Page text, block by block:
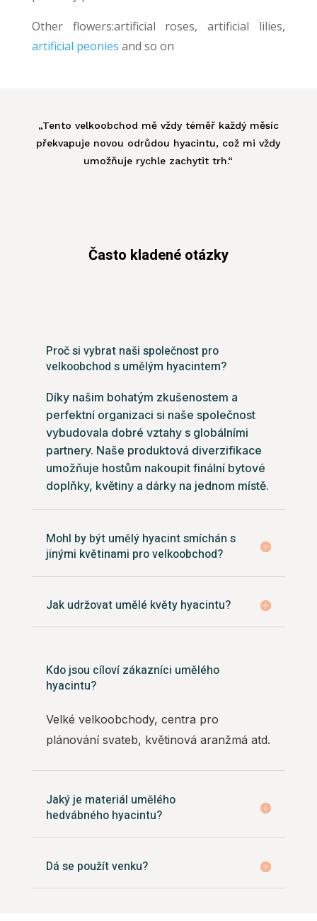
Other flowers:artificial roses, artificial lilies,
artificial peonies and so on
„Tento velkoobchod mě vždy téměř každý měsíc
překvapuje novou odrůdou hyacintu, což mi vždy
umožňuje rychle zachytit trh.“
Často kladené otázky
Proč si vybrat naši společnost pro
velkoobchod s umělým hyacintem?
Díky našim bohatým zkušenostem a
perfektní organizaci si naše společnost
vybudovala dobré vztahy s globálními
partnery. Naše produktová diverzifikace
umožňuje hostům nakoupit finální bytové
doplňky, květiny a dárky na jednom místě.
Mohl by být umělý hyacint smíchán s
jinými květinami pro velkoobchod?
Jak udržovat umělé květy hyacintu?
Kdo jsou cíloví zákazníci umělého
hyacintu?
Velké velkoobchody, centra pro
plánování svateb, květinová aranžmá atd.
Jaký je materiál umělého
hedvábného hyacintu?
Dá se použít venku?